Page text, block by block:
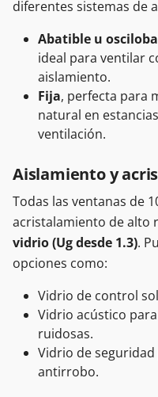
diferentes sistemas de
Abatible u
ideal para ventilar
aislamiento.
Fija, perfecta para
natural en
ventilación.
Aislamiento y
Todas las ventanas de
acristalamiento de alto
vidrio (Ug desde 1.3).
opciones como:
Vidrio de control
Vidrio acústico
ruidosas.
Vidrio de
antirrobo.